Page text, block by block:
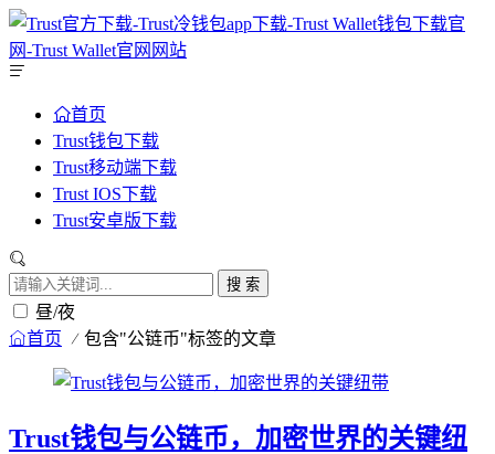
首页
Trust钱包下载
Trust移动端下载
Trust IOS下载
Trust安卓版下载
搜 索
昼/夜
首页 包含"公链币"标签的文章
Trust钱包与公链币，加密世界的关键纽